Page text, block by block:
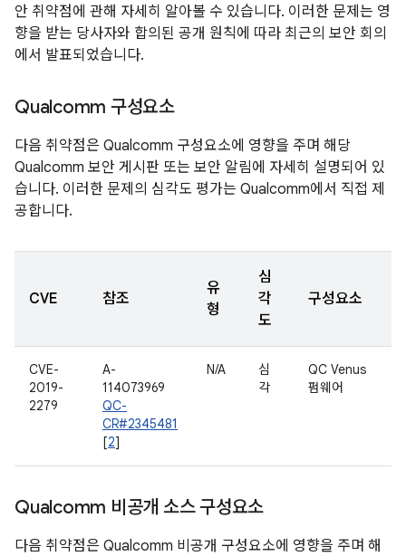
안 취약점에 관해 자세히 알아볼 수 있습니다. 이러한 문제는 영
향을 받는 당사자와 합의된 공개 원칙에 따라 최근의 보안 회의
에서 발표되었습니다.
Qualcomm 구성요소
다음 취약점은 Qualcomm 구성요소에 영향을 주며 해당
Qualcomm 보안 게시판 또는 보안 알림에 자세히 설명되어 있
습니다. 이러한 문제의 심각도 평가는 Qualcomm에서 직접 제
공합니다.
CVE 참조
유
형
심
각
도
구성요소
CVE-
2019-
2279
A-
114073969
QC-
CR#2345481
[2]
N/A
심
각
QC Venus
펌웨어
Qualcomm 비공개 소스 구성요소
다음 취약점은 Qualcomm 비공개 구성요소에 영향을 주며 해